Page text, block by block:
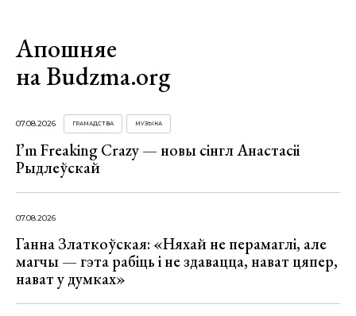
Апошняе
на Budzma.org
07.08.2026 ГРАМАДСТВА МУЗЫКА
I’m Freaking Crazy — новы сінгл Анастасіі
Рыдлеўскай
07.08.2026
Ганна Златкоўская: «Няхай не перамаглі, але
магчы — гэта рабіць і не здавацца, нават цяпер,
нават у думках»